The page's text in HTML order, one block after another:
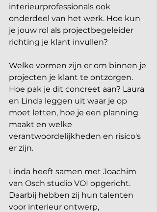
interieurprofessionals ook
onderdeel van het werk. Hoe kun
je jouw rol als projectbegeleider
richting je klant invullen?
Welke vormen zijn er om binnen je
projecten je klant te ontzorgen.
Hoe pak je dit concreet aan? Laura
en Linda leggen uit waar je op
moet letten, hoe je een planning
maakt en welke
verantwoordelijkheden en risico's
er zijn.
Linda heeft samen met Joachim
van Osch studio VOI opgericht.
Daarbij hebben zij hun talenten
voor interieur ontwerp,